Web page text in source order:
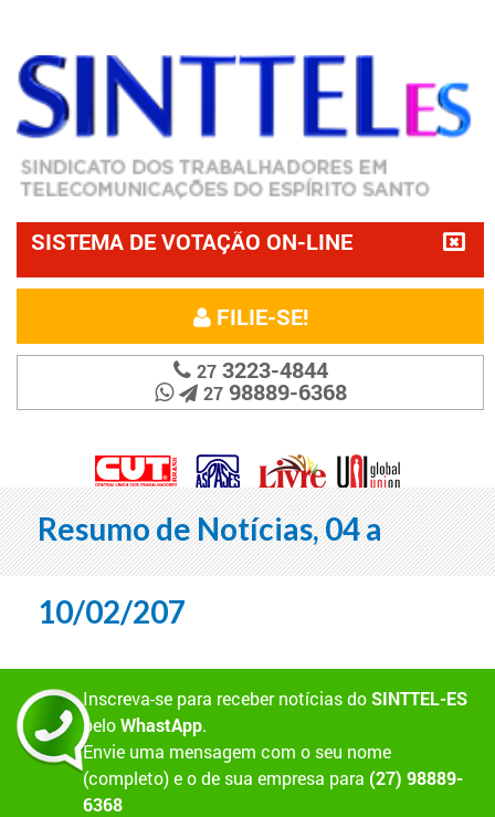
SISTEMA DE VOTAÇÃO ON-LINE
FILIE-SE!
273223-4844
2798889-6368
Resumo de Notícias, 04 a
10/02/207
Inscreva-se para receber notícias doSINTTEL-ES
peloWhastApp.
Envie uma mensagem com o seu nome
(completo) e o de sua empresa para (27) 98889-
6368